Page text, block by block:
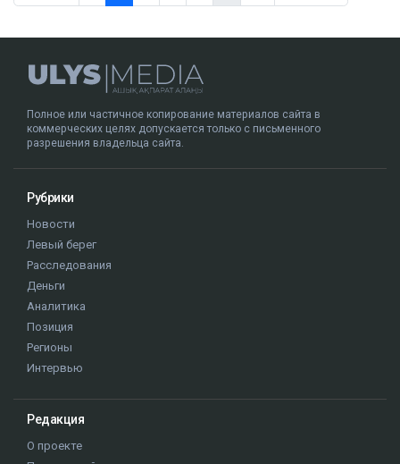
Полное или частичное копирование материалов сайта в
коммерческих целях допускается только с письменного
разрешения владельца сайта.
Рубрики
Новости
Левый берег
Расследования
Деньги
Аналитика
Позиция
Регионы
Интервью
Редакция
О проекте